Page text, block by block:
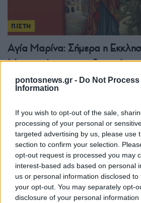
pontosnews.gr - Do Not Process
Information
If you wish to opt-out of the sale,
processing of your personal or
targeted advertising by us, please use
section to confirm your selection.
opt-out request is processed you may
interest-based ads based on personal
us or personal information disclosed
your opt-out. You may separately opt-
disclosure of your personal
ΠΙΣΤΗ
Αγία Μαρίνα: Σήμερα η
Μικρασιάτισσα
της την μίσησε γιατί έγινε
17/07/2026 - 11:27πμ